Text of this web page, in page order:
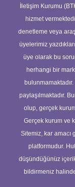
İletişim Kurumu
hizmet
denetleme veya
üyelerimiz
üye olarak bu
herhangi bir
paylaşılmaktadır.
olup, gerçek
Gerçek kurum ve
Sitemiz, kar amacı
platformudur.
düşündüğünüz
bildirmeniz